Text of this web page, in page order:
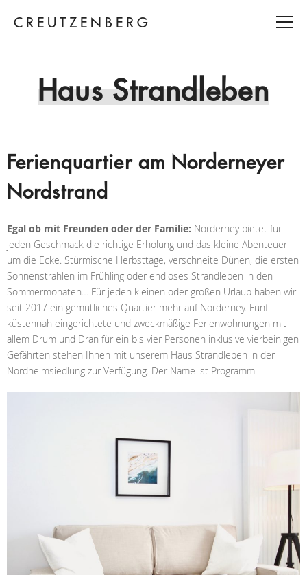
Haus Strandleben
Ferienquartier am Norderneyer
Nordstrand
Egal ob mit Freunden oder der Familie: Norderney bietet für
jeden Geschmack die richtige Erholung und das kleine Abenteuer
um die Ecke. Stürmische Herbsttage, verschneite Dünen, die ersten
Sonnenstrahlen im Frühling oder endloses Strandleben in den
Sommermonaten… Für jeden kleinen oder großen Urlaub haben wir
seit 2017 ein gemütliches Quartier mehr auf Norderney. Fünf
küstennah eingerichtete und zweckmäßige Ferienwohnungen mit
allem Drum und Dran für ein bis vier Personen inklusive vierbeinigen
Gefährten stehen Ihnen mit unserem Haus Strandleben in der
Nordhelmsiedlung zur Verfügung. Der Name ist Programm.
CREUTZENBERG